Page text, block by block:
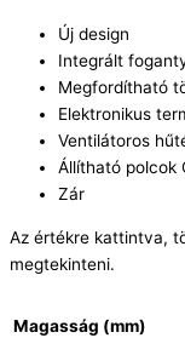
Új design
Integrált
Megfordítható
Elektronikus
Ventilátoros
Állítható polcok
Zár
Az értékre kattintva,
megtekinteni.
Magasság (mm)